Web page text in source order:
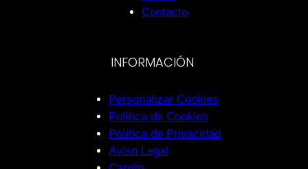
Contacto
INFORMACIÓN
Personalizar Cookies
Política de Cookies
Política de Privacidad
Aviso Legal